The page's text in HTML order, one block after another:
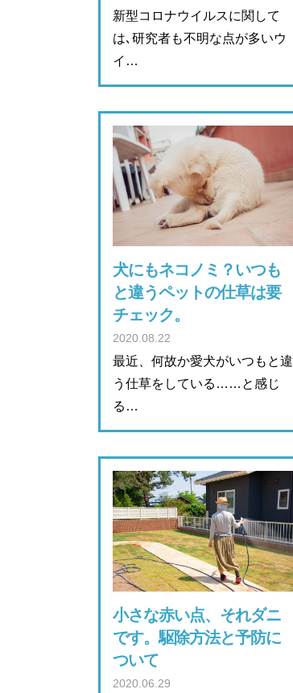
新型コロナウイルスに関して
は､研究者も不明な点が多いウ
イ…
犬にもネコノミ？いつも
と違うペットの仕草は要
チェック。
2020.08.22
最近、何故か愛犬がいつもと違
う仕草をしている……と感じ
る…
小さな赤い点、それダニ
です。駆除方法と予防に
ついて
2020.06.29